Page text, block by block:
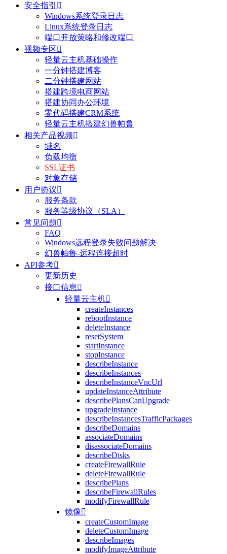
安全指引 
Windows系统登录日志
Linux系统登录日志
端口开放策略和修改端口
视频专区
轻量云主机基础操作
一分钟搭建博客
二分钟搭建网站
搭建跨境电商网站
搭建协同办公环境
零代码搭建CRM系统
轻量云主机搭建幻兽帕鲁
相关产品视频
域名
负载均衡
SSL证书
对象存储
用户协议
服务条款
服务等级协议（SLA）
常见问题
FAQ
Windows远程登录失败问题解决
幻兽帕鲁-远程连接超时
API参考
更新历史
接口信息 
轻量云主机
createInstances
rebootInstance
deleteInstance
resetSystem
startInstance
stopInstance
describeInstance
describeInstances
describeInstanceVncUrl
updateInstanceAttribute
describePlansCanUpgrade
upgradeInstance
describeInstancesTrafficPackages
describeDomains
associateDomains
disassociateDomains
describeDisks
createFirewallRule
deleteFirewallRule
describePlans
describeFirewallRules
modifyFirewallRule
镜像
createCustomImage
deleteCustomImage
describeImages
modifyImageAttribute